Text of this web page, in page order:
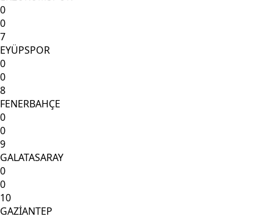
0
0
7
EYÜPSPOR
0
0
8
FENERBAHÇE
0
0
9
GALATASARAY
0
0
10
GAZİANTEP